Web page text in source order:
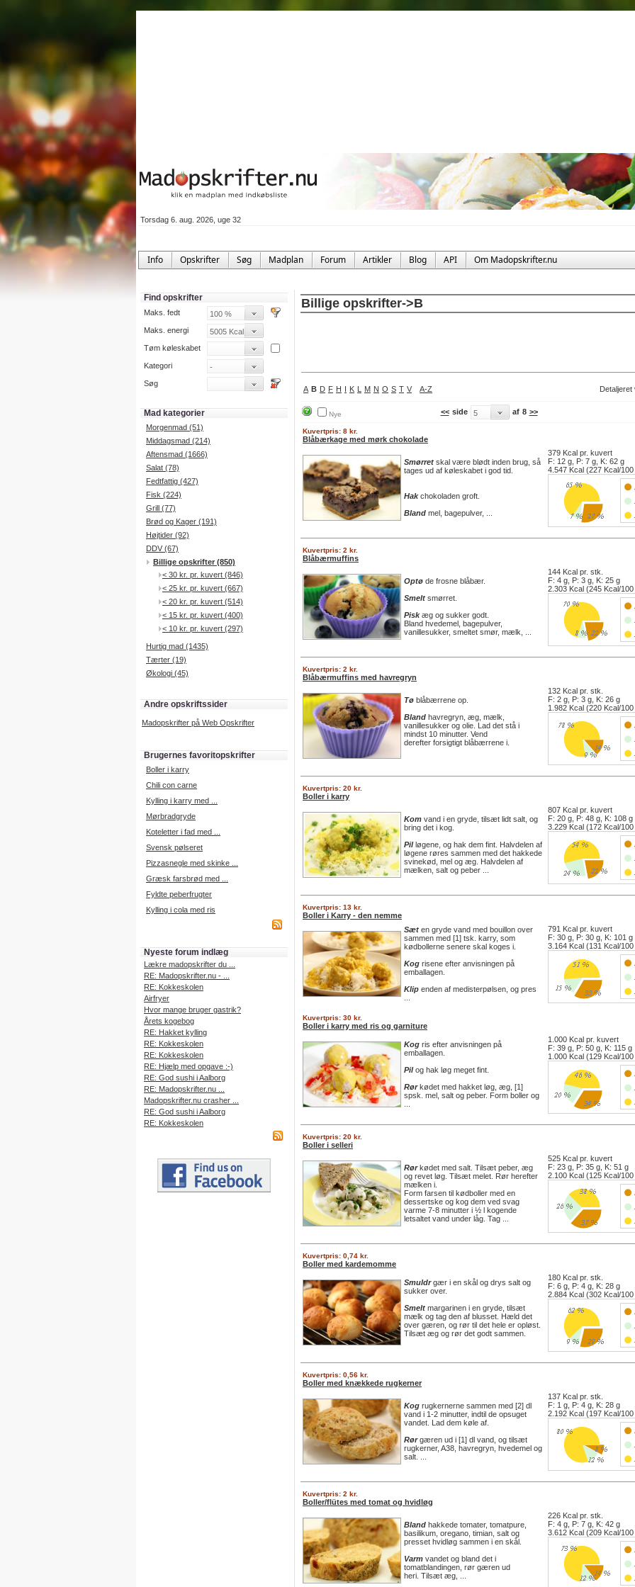
Torsdag 6. aug. 2026, uge 32
Info Opskrifter Søg Madplan Forum Artikler Blog API Om Madopskrifter.nu
Find opskrifter
Maks. fedt
Maks. energi
Tøm køleskabet
Kategori
Søg
Mad kategorier
Morgenmad (51)
Middagsmad (214)
Aftensmad (1666)
Salat (78)
Fedtfattig (427)
Fisk (224)
Grill (77)
Brød og Kager (191)
Højtider (92)
DDV (67)
Billige opskrifter (850)
< 30 kr. pr. kuvert (846)
< 25 kr. pr. kuvert (667)
< 20 kr. pr. kuvert (514)
< 15 kr. pr. kuvert (400)
< 10 kr. pr. kuvert (297)
Hurtig mad (1435)
Tærter (19)
Økologi (45)
Andre opskriftssider
Madopskrifter på Web Opskrifter
Brugernes favoritopskrifter
Boller i karry
Chili con carne
Kylling i karry med ...
Mørbradgryde
Koteletter i fad med ...
Svensk pølseret
Pizzasnegle med skinke ...
Græsk farsbrød med ...
Fyldte peberfrugter
Kylling i cola med ris
Nyeste forum indlæg
Lækre madopskrifter du ...
RE: Madopskrifter.nu - ...
RE: Kokkeskolen
Airfryer
Hvor mange bruger gastrik?
Årets kogebog
RE: Hakket kylling
RE: Kokkeskolen
RE: Kokkeskolen
RE: Hjælp med opgave :-)
RE: God sushi i Aalborg
RE: Madopskrifter.nu ...
Madopskrifter.nu crasher ...
RE: God sushi i Aalborg
RE: Kokkeskolen
Billige opskrifter->B
A B D F H I K L M N O S T V A-Z Detaljeret
Nye << side af 8 >>
Kuvertpris: 8 kr.
Blåbærkage med mørk chokolade
Smørret skal være blødt inden brug, så
tages ud af køleskabet i god tid.
Hakchokoladen groft.
Bland mel, bagepulver, ...
379 Kcal pr. kuvert
F: 12 g, P: 7 g, K: 62 g
4.547 Kcal (227 Kcal/100
Kuvertpris: 2 kr.
Blåbærmuffins
Optø de frosne blåbær.
Smelt smørret.
Piskæg og sukker godt.
Bland hvedemel, bagepulver,
vanillesukker, smeltet smør, mælk, ...
144 Kcal pr. stk.
F: 4 g, P: 3 g, K: 25 g
2.303 Kcal (245 Kcal/100
Kuvertpris: 2 kr.
Blåbærmuffins med havregryn
Tø blåbærrene op.
Bland havregryn, æg, mælk,
vanillesukker og olie. Lad det stå i
mindst 10 minutter. Vend
derefter forsigtigt blåbærrene i.
132 Kcal pr. stk.
F: 2 g, P: 3 g, K: 26 g
1.982 Kcal (220 Kcal/100
Kuvertpris: 20 kr.
Boller i karry
Kom vand i en gryde, tilsæt lidt salt, og
bring det i kog.
Pilløgene, og hak dem fint. Halvdelen af
løgene røres sammen med det hakkede
svinekød, mel og æg. Halvdelen af
mælken, salt og peber ...
807 Kcal pr. kuvert
F: 20 g, P: 48 g, K: 108 g
3.229 Kcal (172 Kcal/100
Kuvertpris: 13 kr.
Boller i Karry - den nemme
Sæt en gryde vand med bouillon over
sammen med [1] tsk. karry, som
kødbollerne senere skal koges i.
Kog risene efter anvisningen på
emballagen.
Klip enden af medisterpølsen, og pres
791 Kcal pr. kuvert
F: 30 g, P: 30 g, K: 101 g
3.164 Kcal (131 Kcal/100
Kuvertpris: 30 kr.
Boller i karry med ris og garniture
Kog ris efter anvisningen på
emballagen.
Pilog hak løg meget fint.
Rørkødet med hakket løg, æg, [1]
spsk. mel, salt og peber. Form boller og
1.000 Kcal pr. kuvert
F: 39 g, P: 50 g, K: 115 g
1.000 Kcal (129 Kcal/100
Kuvertpris: 20 kr.
Boller i selleri
Rørkødet med salt. Tilsæt peber, æg
og revet løg. Tilsæt melet. Rør herefter
mælken i.
Form farsen til kødboller med en
dessertske og kog dem ved svag
varme 7-8 minutter i ½ l kogende
letsaltet vand under låg. Tag ...
525 Kcal pr. kuvert
F: 23 g, P: 35 g, K: 51 g
2.100 Kcal (125 Kcal/100
Kuvertpris: 0,74 kr.
Boller med kardemomme
Smuldrgær i en skål og drys salt og
sukker over.
Smelt margarinen i en gryde, tilsæt
mælk og tag den af blusset. Hæld det
over gæren, og rør til det hele er opløst.
Tilsæt æg og rør det godt sammen.
180 Kcal pr. stk.
F: 6 g, P: 4 g, K: 28 g
2.884 Kcal (302 Kcal/100
Kuvertpris: 0,56 kr.
Boller med knækkede rugkerner
Kog rugkernerne sammen med [2] dl
vand i 1-2 minutter, indtil de opsuget
vandet. Lad dem køle af.
Rørgæren ud i [1] dl vand, og tilsæt
rugkerner, A38, havregryn, hvedemel og
salt. ...
137 Kcal pr. stk.
F: 1 g, P: 4 g, K: 28 g
2.192 Kcal (197 Kcal/100
Kuvertpris: 2 kr.
Boller/flütes med tomat og hvidløg
Bland hakkede tomater, tomatpure,
basilikum, oregano, timian, salt og
presset hvidløg sammen i en skål.
Varm vandet og bland det i
tomatblandingen, rør gæren ud
heri. Tilsæt æg, ...
226 Kcal pr. stk.
F: 4 g, P: 7 g, K: 42 g
3.612 Kcal (209 Kcal/100